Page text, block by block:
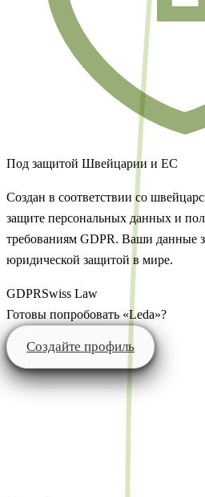
Под защитой Швейцарии и ЕС
Создан в соответствии со
защите персональных данных и
требованиям GDPR. Ваши данные
юридической защитой в мире.
GDPRSwiss Law
Готовы попробовать «Leda»?
Создайте профиль